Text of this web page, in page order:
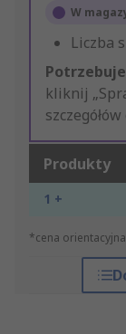
W
Liczba
kliknij
Produkty
1 +
*cena orientacyjna